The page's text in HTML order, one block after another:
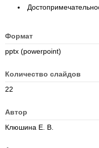
Формат
pptx (powerpoint)
Количество слайдов
22
Автор
Клюшина Е. В.